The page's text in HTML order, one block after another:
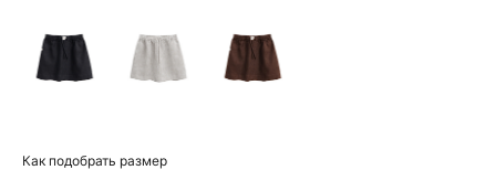
Как подобрать размер